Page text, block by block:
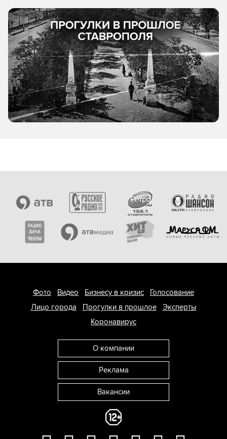
Фото Видео Бизнесу в кризис
Голосование
Лицо города
Прогулки в прошлое
Эксперты
Коронавирус
О компании
Реклама
Вакансии